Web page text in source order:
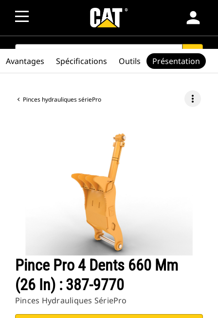
person
SEARCH search
Pinces hydrauliques sériePro more_vert
Pince Pro 4 Dents 660 Mm
(26 In) : 387-9770
Pinces Hydrauliques SériePro
Avantages Spécifications Outils Présentation